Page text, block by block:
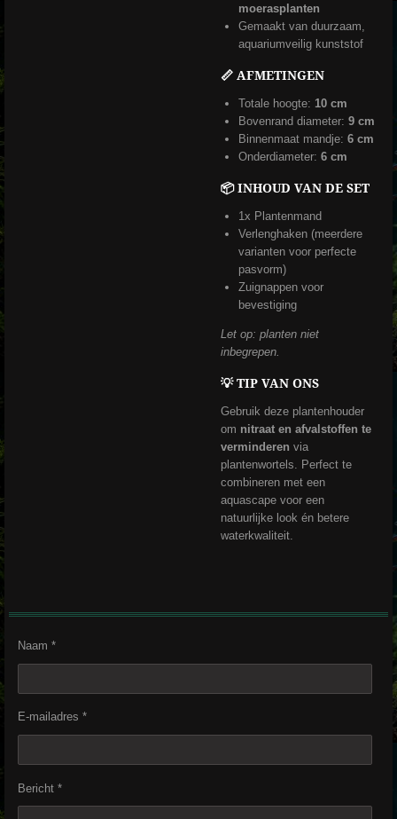
moerasplanten
Gemaakt van duurzaam,
aquariumveilig kunststof
📏 AFMETINGEN
Totale hoogte: 10 cm
Bovenrand diameter: 9 cm
Binnenmaat mandje: 6 cm
Onderdiameter: 6 cm
📦 INHOUD VAN DE SET
1x Plantenmand
Verlenghaken (meerdere
varianten voor perfecte
pasvorm)
Zuignappen voor
bevestiging
Let op: planten niet
inbegrepen.
💡 TIP VAN ONS
Gebruik deze plantenhouder
om nitraat en afvalstoffen te
verminderen via
plantenwortels. Perfect te
combineren met een
aquascape voor een
natuurlijke look én betere
waterkwaliteit.
Naam *
E-mailadres *
Bericht *